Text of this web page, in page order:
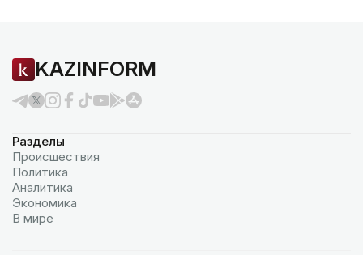
KAZINFORM
Разделы
Происшествия
Политика
Аналитика
Экономика
В мире